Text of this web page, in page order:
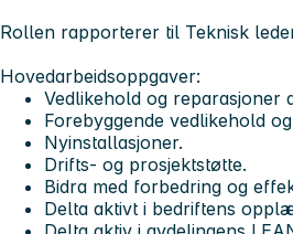
Rollen rapporterer til Teknisk
Hovedarbeidsoppgaver:
Vedlikehold og reparasjoner
Forebyggende vedlikehold
Nyinstallasjoner.
Drifts- og prosjektstøtte.
Bidra med forbedring og
Delta aktivt i bedriftens